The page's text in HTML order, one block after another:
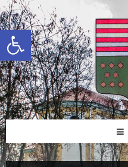
Eszköztár megnyitása
Skip
to
content
Skip
to
left
sidebar
Skip
to
right
sidebar
Skip
to
footer